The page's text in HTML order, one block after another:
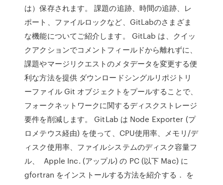
は）保存されます。 課題の追跡、時間の追跡、レ
ポート、ファイルロックなど、GitLabのさまざま
な機能についてご紹介します。 GitLab は、クイッ
クアクションでコメントフィールドから離れずに、
課題やマージリクエストのメタデータを変更する便
利な方法を提供 ダウンロードシングルリポジトリ
ーファイル Git オブジェクトをプールすることで、
フォークネットワークに関するディスクストレージ
要件を削減します。 GitLab は Node Exporter (プ
ロメテウス経由) を使って、CPU使用率、メモリ/デ
ィスク使用率、ファイルシステムのディスク容量フ
ル、 Apple Inc. (アップル) の PC (以下 Mac) に
gfortran をインストールする方法を紹介する． を